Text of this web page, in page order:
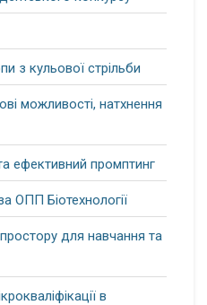
з кульової стрільби
можливості, натхнення
ефективний промптинг
ОПП Біотехнології
для навчання та
в